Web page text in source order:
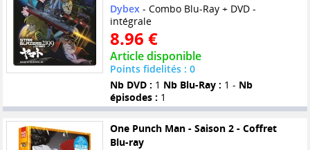
Dybex - Combo Blu-Ray + DVD -
intégrale
8.96 €
Article disponible
Points fidelités : 0
Nb DVD : 1 Nb Blu-Ray : 1 - Nb
épisodes : 1
One Punch Man - Saison 2 - Coffret
Blu-ray